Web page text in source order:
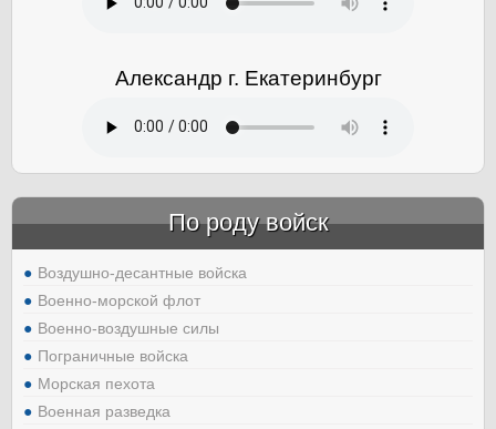
Александр г. Екатеринбург
По роду войск
Воздушно-десантные войска
Военно-морской флот
Военно-воздушные силы
Пограничные войска
Морская пехота
Военная разведка